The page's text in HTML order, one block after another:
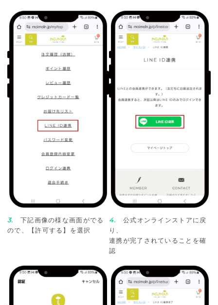
3.
下記画像の様な画面がでる
ので、【許可する】を選択
4.
公式オンラインストアに戻
り、
連携が完了されていることを確
認